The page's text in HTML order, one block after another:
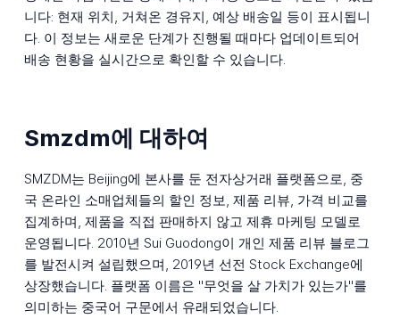
니다: 현재 위치, 거쳐온 경유지, 예상 배송일 등이 표시됩니
다. 이 정보는 새로운 단계가 진행될 때마다 업데이트되어
배송 현황을 실시간으로 확인할 수 있습니다.
Smzdm에 대하여
SMZDM는 Beijing에 본사를 둔 전자상거래 플랫폼으로, 중
국 온라인 소매업체들의 할인 정보, 제품 리뷰, 가격 비교를
집계하며, 제품을 직접 판매하지 않고 제휴 마케팅 모델로
운영됩니다. 2010년 Sui Guodong이 개인 제품 리뷰 블로그
를 발전시켜 설립했으며, 2019년 선전 Stock Exchange에
상장했습니다. 플랫폼 이름은 "무엇을 살 가치가 있는가"를
의미하는 중국어 구문에서 유래되었습니다.